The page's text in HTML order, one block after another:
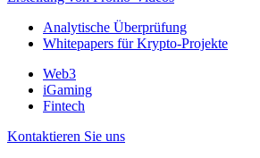
Analytische Überprüfung
Whitepapers für Krypto-Projekte
Web3
iGaming
Fintech
Kontaktieren Sie uns